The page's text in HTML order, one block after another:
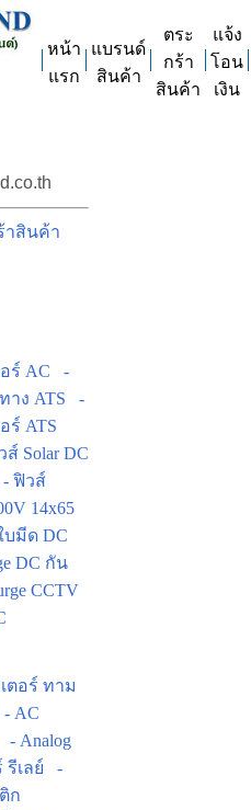
หน้า
แรก
แบรนด์
สินค้า
ตระ
กร้า
สินค้า
แจ้ง
โอน
เงิน
าสินค้า
ร์ AC
-
าง ATS
-
ร์ ATS
ส์ Solar DC
- ฟิวส์
14x65
บมีด DC
DC กัน
CCTV
ตอร์ ทาม
- AC
- Analog
เลย์
-
ก